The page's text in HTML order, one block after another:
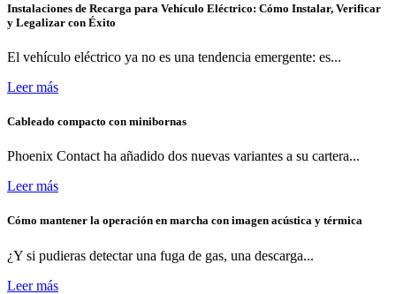
Instalaciones de Recarga para Vehículo Eléctrico: Cómo Instalar, Verificar
y Legalizar con Éxito
El vehículo eléctrico ya no es una tendencia emergente: es...
Leer más
Cableado compacto con minibornas
Phoenix Contact ha añadido dos nuevas variantes a su cartera...
Leer más
Cómo mantener la operación en marcha con imagen acústica y térmica
¿Y si pudieras detectar una fuga de gas, una descarga...
Leer más